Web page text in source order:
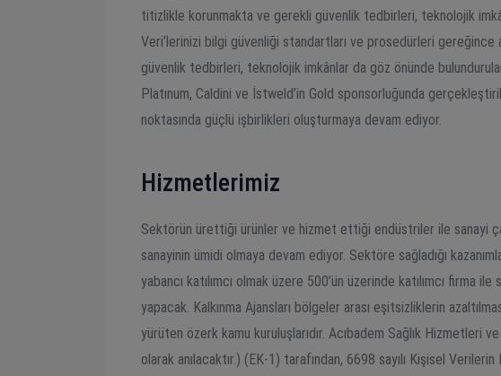
titizlikle korunmakta ve gerekli güvenlik tedbirleri, teknolojik
Veri’lerinizi bilgi güvenliği standartları ve prosedürleri
güvenlik tedbirleri, teknolojik imkânlar da göz önünde
Platınum, Caldini ve İstweld’in Gold sponsorluğunda
noktasında güçlü işbirlikleri oluşturmaya devam ediyor.
Hizmetlerimiz
Sektörün ürettiği ürünler ve hizmet ettiği endüstriler ile sanayi
sanayinin ümidi olmaya devam ediyor. Sektöre sağladığı
yabancı katılımcı olmak üzere 500’ün üzerinde katılımcı firma
yapacak. Kalkınma Ajansları bölgeler arası eşitsizliklerin
yürüten özerk kamu kuruluşlarıdır. Acıbadem Sağlık Hizmetleri
olarak anılacaktır.) (EK-1) tarafından, 6698 sayılı Kişisel